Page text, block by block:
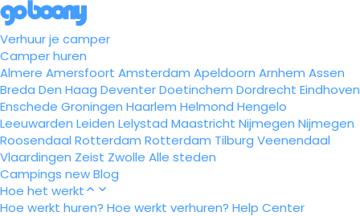
Verhuur je camper
Camper huren
Almere Amersfoort Amsterdam Apeldoorn Arnhem Assen
Breda Den Haag DeventerDoetinchem Dordrecht Eindhoven
Enschede Groningen Haarlem Helmond Hengelo
Leeuwarden Leiden Lelystad Maastricht Nijmegen Nijmegen
Roosendaal Rotterdam Rotterdam Tilburg Veenendaal
Vlaardingen Zeist Zwolle Alle steden
Campings newBlog
Hoe het werkt
Hoe werkt huren? Hoe werkt verhuren? Help Center